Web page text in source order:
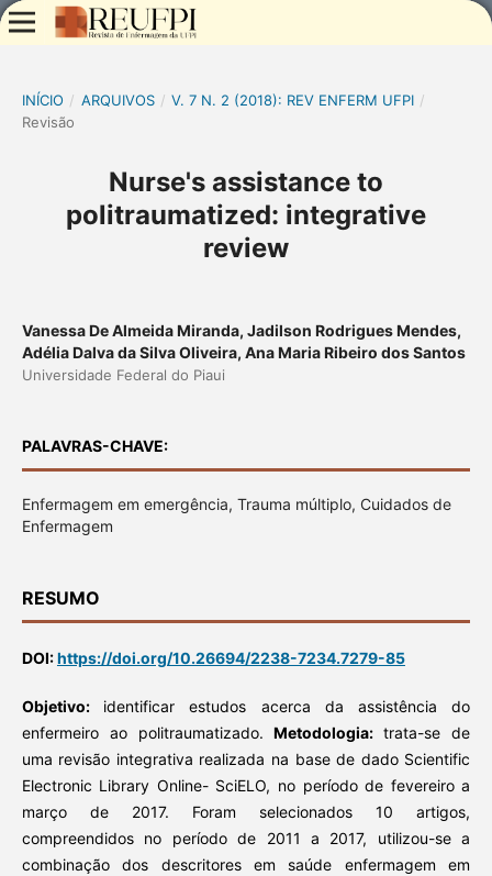
INÍCIO / ARQUIVOS / V. 7 N. 2 (2018): REV ENFERM UFPI /
Revisão
Nurse's assistance to
politraumatized: integrative
review
Vanessa De Almeida Miranda, Jadilson Rodrigues Mendes,
Adélia Dalva da Silva Oliveira, Ana Maria Ribeiro dos Santos
Universidade Federal do Piaui
PALAVRAS-CHAVE:
Enfermagem em emergência, Trauma múltiplo, Cuidados de
Enfermagem
RESUMO
DOI:https://doi.org/10.26694/2238-7234.7279-85
Objetivo: identificar estudos acerca da assistência do
enfermeiro ao politraumatizado.Metodologia:trata-se de
uma revisão integrativa realizada na base de dado Scientific
Electronic Library Online- SciELO, no período de fevereiro a
março de 2017. Foram selecionados 10 artigos,
compreendidos no período de 2011 a 2017, utilizou-se a
combinação dos descritores em saúde enfermagem em